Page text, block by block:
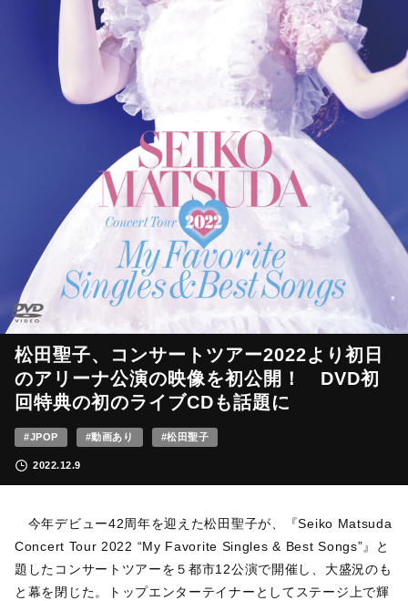
松田聖子、コンサートツアー2022より初日
のアリーナ公演の映像を初公開！ DVD初
回特典の初のライブCDも話題に
#JPOP #動画あり #松田聖子
2022.12.9
今年デビュー42周年を迎えた松田聖子が、『Seiko Matsuda
Concert Tour 2022 “My Favorite Singles & Best Songs”』と
題したコンサートツアーを５都市12公演で開催し、大盛況のも
と幕を閉じた。トップエンターテイナーとしてステージ上で輝